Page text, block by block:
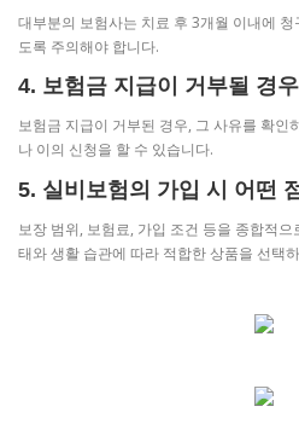
대부분의 보험사는 치료 후 3개월 이내에
도록 주의해야 합니다.
4. 보험금 지급이 거부될 경
보험금 지급이 거부된 경우, 그 사유를 확인
나 이의 신청을 할 수 있습니다.
5. 실비보험의 가입 시 어떤
보장 범위, 보험료, 가입 조건 등을 종합적
태와 생활 습관에 따라 적합한 상품을 선택